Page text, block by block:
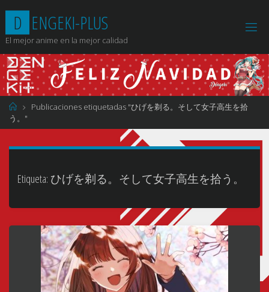
contenido
D ENGEKI-PLUS
El mejor anime en la mejor calidad
Página
de
Inicio
Publicaciones etiquetadas "ひげを剃る。そして女子高生を拾
う。"
Etiqueta: ひげを剃る。そして女子高生を拾う。